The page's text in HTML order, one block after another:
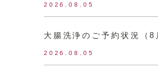
2026.08.05
大腸洗浄のご予約状況（8
2026.08.05